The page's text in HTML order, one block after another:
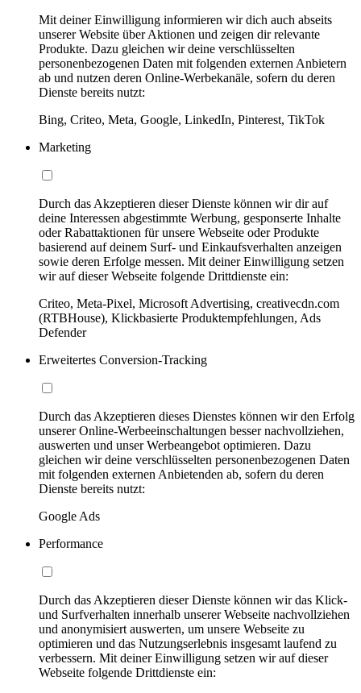
Mit deiner Einwilligung informieren wir dich auch abseits
unserer Website über Aktionen und zeigen dir relevante
Produkte. Dazu gleichen wir deine verschlüsselten
personenbezogenen Daten mit folgenden externen Anbietern
ab und nutzen deren Online-Werbekanäle, sofern du deren
Dienste bereits nutzt:
Bing, Criteo, Meta, Google, LinkedIn, Pinterest, TikTok
Marketing
Durch das Akzeptieren dieser Dienste können wir dir auf
deine Interessen abgestimmte Werbung, gesponserte Inhalte
oder Rabattaktionen für unsere Webseite oder Produkte
basierend auf deinem Surf- und Einkaufsverhalten anzeigen
sowie deren Erfolge messen. Mit deiner Einwilligung setzen
wir auf dieser Webseite folgende Drittdienste ein:
Criteo, Meta-Pixel, Microsoft Advertising, creativecdn.com
(RTBHouse), Klickbasierte Produktempfehlungen, Ads
Defender
Erweitertes Conversion-Tracking
Durch das Akzeptieren dieses Dienstes können wir den Erfolg
unserer Online-Werbeeinschaltungen besser nachvollziehen,
auswerten und unser Werbeangebot optimieren. Dazu
gleichen wir deine verschlüsselten personenbezogenen Daten
mit folgenden externen Anbietenden ab, sofern du deren
Dienste bereits nutzt:
Google Ads
Performance
Durch das Akzeptieren dieser Dienste können wir das Klick-
und Surfverhalten innerhalb unserer Webseite nachvollziehen
und anonymisiert auswerten, um unsere Webseite zu
optimieren und das Nutzungserlebnis insgesamt laufend zu
verbessern. Mit deiner Einwilligung setzen wir auf dieser
Webseite folgende Drittdienste ein: